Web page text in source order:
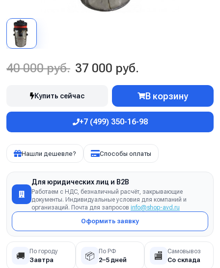
40 000 руб. 37 000 руб.
Купить сейчас В корзину
+7 (499) 350-16-98
Нашли дешевле? Способы оплаты
Для юридических лиц и B2B
Работаем с НДС, безналичный расчёт, закрывающие
документы. Индивидуальные условия для компаний и
организаций. Почта для запросов info@shop-avd.ru
Оформить заявку
🚚 По городу
Завтра 📦 По РФ
2–5 дней 🏬 Самовывоз
Со склада